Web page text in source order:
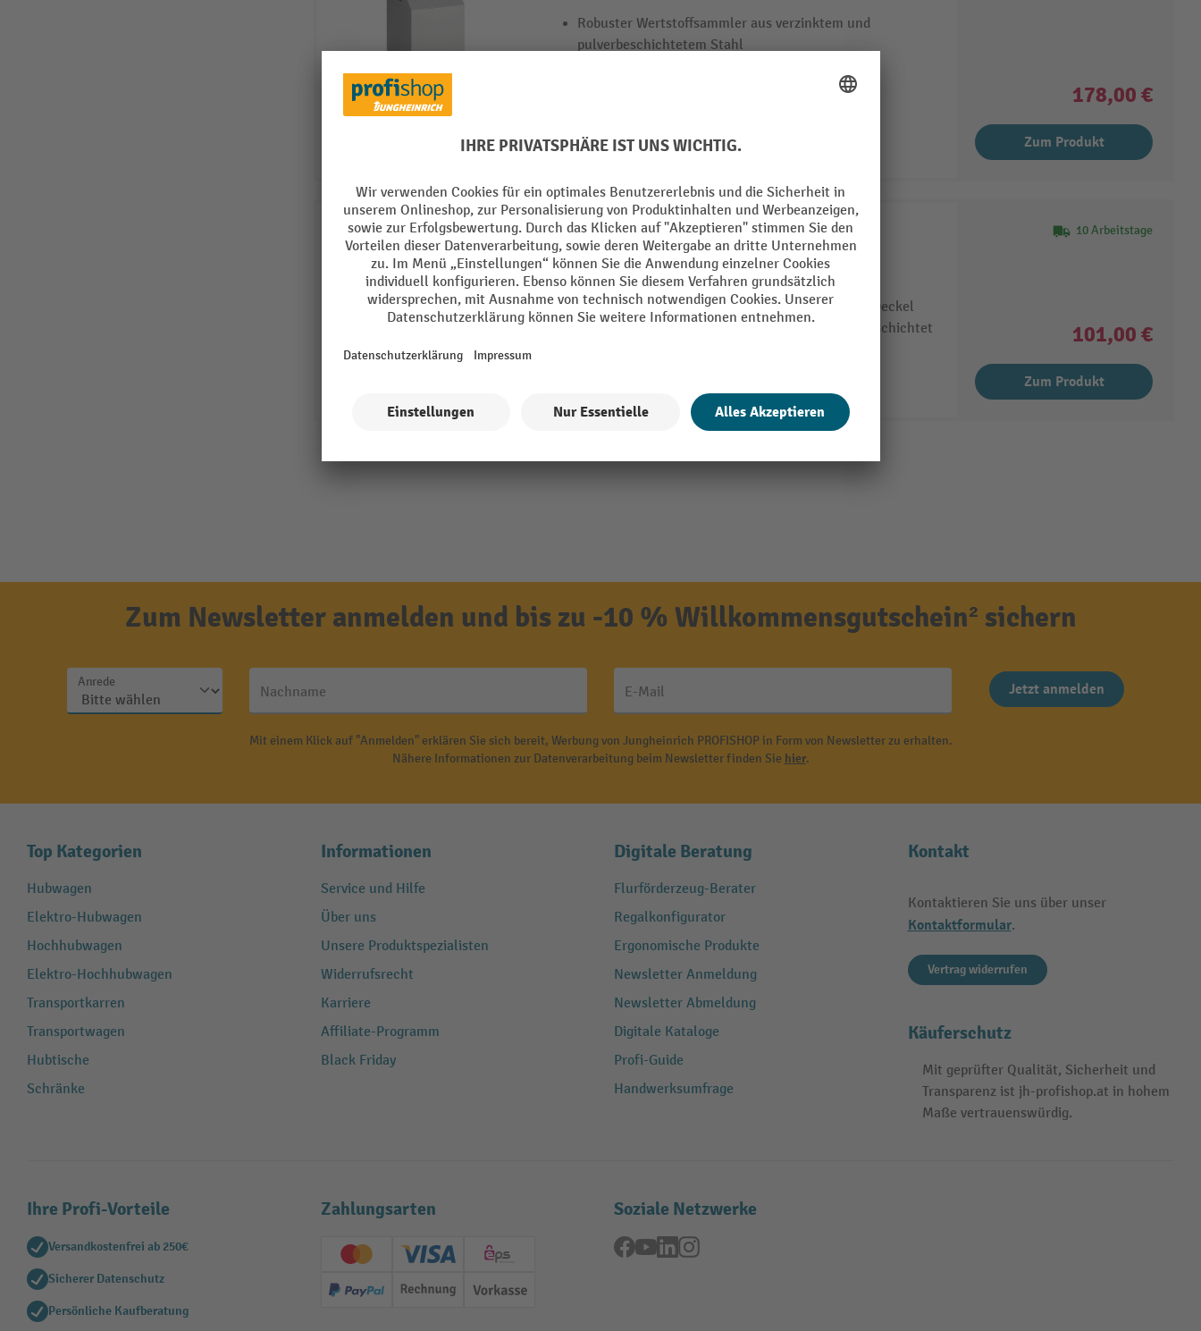
Robuster Wertstoffsammler aus verzinktem und
pulverbeschichtetem Stahl
6 Varianten
178,00 €
Zum Produkt
VAR® Sicherheits-Papierkorb, feuersicher
Flammhemmende Wirkung durch spezielle
Deckelkonstruktion
Robuster Zylinderkorpus mit großer Öffnung im Deckel
Korpus und Löschköpfe aus Stahlblech, pulverbeschichtet
10 Arbeitstage
101,00 €
Zum Produkt
Zum Newsletter anmelden und bis zu -10 % Willkommensgutschein² sichern
Anrede
Nachname E-Mail Jetzt anmelden
Mit einem Klick auf "Anmelden" erklären Sie sich bereit, Werbung von Jungheinrich PROFISHOP in Form von Newsletter zu erhalten.
Nähere Informationen zur Datenverarbeitung beim Newsletter finden Sie hier.
Top Kategorien
Hubwagen
Elektro-Hubwagen
Hochhubwagen
Elektro-Hochhubwagen
Transportkarren
Transportwagen
Hubtische
Schränke
Informationen
Service und Hilfe
Über uns
Unsere Produktspezialisten
Widerrufsrecht
Karriere
Affiliate-Programm
Black Friday
Digitale Beratung
Flurförderzeug-Berater
Regalkonfigurator
Ergonomische Produkte
Newsletter Anmeldung
Newsletter Abmeldung
Digitale Kataloge
Profi-Guide
Handwerksumfrage
Kontakt
Kontaktieren Sie uns über unser
Kontaktformular.
Vertrag widerrufen
Käuferschutz
Mit geprüfter Qualität, Sicherheit und
Transparenz ist jh-profishop.at in hohem
Maße vertrauenswürdig.
Ihre Profi-Vorteile
Versandkostenfrei ab 250€
Sicherer Datenschutz
Persönliche Kaufberatung
Zahlungsarten
Creditcard (Master)Creditcard (Visa)
EPS
PayPal Rechnung Vorkasse
Soziale Netzwerke
Facebook
YouTubeLinkedInInstagram